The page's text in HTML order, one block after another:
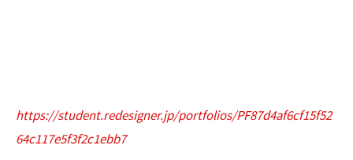
https://student.redesigner.jp/portfolios/PF87d4af6cf15f52
64c117e5f3f2c1ebb7